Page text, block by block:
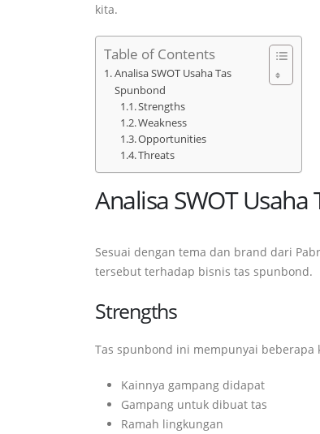
kita.
Table of Contents
Analisa SWOT Usaha Tas
Spunbond
Strengths
Weakness
Opportunities
Threats
Analisa SWOT Usaha
Sesuai dengan tema dan brand dari
tersebut terhadap bisnis tas spunbond.
Strengths
Tas spunbond ini mempunyai
Kainnya gampang didapat
Gampang untuk dibuat tas
Ramah lingkungan